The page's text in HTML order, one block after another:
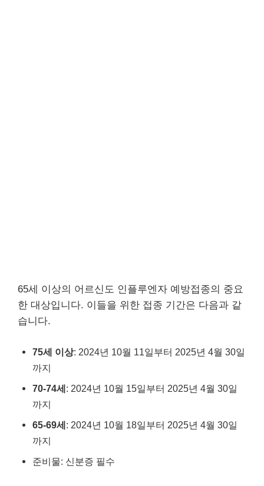
65세 이상의 어르신도 인플루엔자 예방접종의 중요
한 대상입니다. 이들을 위한 접종 기간은 다음과 같
습니다.
75세 이상: 2024년 10월 11일부터 2025년 4월 30일
까지
70-74세: 2024년 10월 15일부터 2025년 4월 30일
까지
65-69세: 2024년 10월 18일부터 2025년 4월 30일
까지
준비물: 신분증 필수